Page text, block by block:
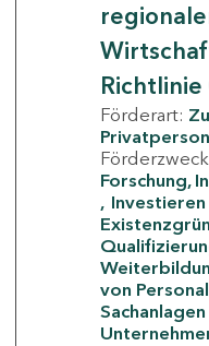
Richtlinie
Förderart:
Forschung,
Investieren
von